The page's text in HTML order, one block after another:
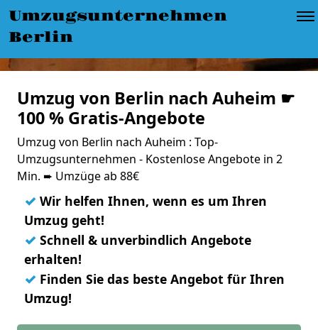
Umzugsunternehmen
Berlin
Umzug von Berlin nach Auheim ☛
100 % Gratis-Angebote
Umzug von Berlin nach Auheim : Top-
Umzugsunternehmen - Kostenlose Angebote in 2
Min. ➨ Umzüge ab 88€
✓ Wir helfen Ihnen, wenn es um Ihren
Umzug geht!
✓ Schnell & unverbindlich Angebote
erhalten!
✓ Finden Sie das beste Angebot für Ihren
Umzug!